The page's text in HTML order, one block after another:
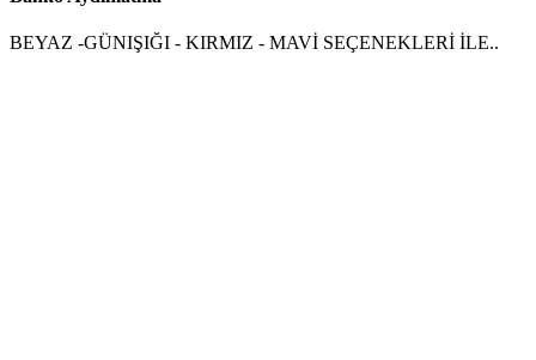
BEYAZ -GÜNIŞIĞI - KIRMIZ - MAVİ SEÇENEKLERİ İLE..